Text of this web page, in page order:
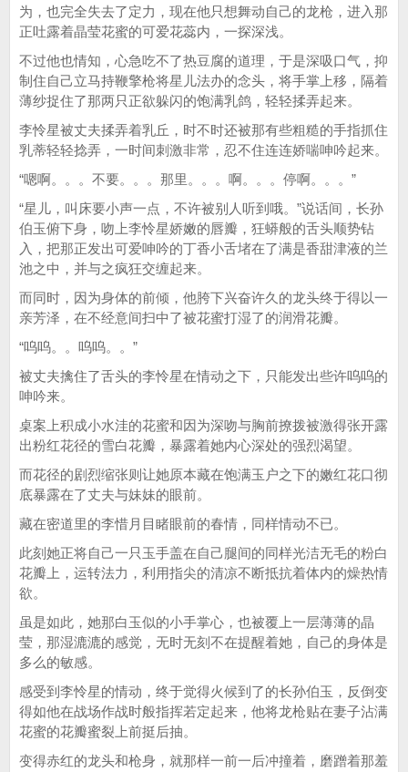
为，也完全失去了定力，现在他只想舞动自己的龙枪，进入那
正吐露着晶莹花蜜的可爱花蕊内，一探深浅。
不过他也情知，心急吃不了热豆腐的道理，于是深吸口气，抑
制住自己立马持鞭擎枪将星儿法办的念头，将手掌上移，隔着
薄纱捉住了那两只正欲躲闪的饱满乳鸽，轻轻揉弄起来。
李怜星被丈夫揉弄着乳丘，时不时还被那有些粗糙的手指抓住
乳蒂轻轻捻弄，一时间刺激非常，忍不住连连娇喘呻吟起来。
“嗯啊。。。不要。。。那里。。。啊。。。停啊。。。”
“星儿，叫床要小声一点，不许被别人听到哦。”说话间，长孙
伯玉俯下身，吻上李怜星娇嫩的唇瓣，狂蟒般的舌头顺势钻
入，把那正发出可爱呻吟的丁香小舌堵在了满是香甜津液的兰
池之中，并与之疯狂交缠起来。
而同时，因为身体的前倾，他胯下兴奋许久的龙头终于得以一
亲芳泽，在不经意间扫中了被花蜜打湿了的润滑花瓣。
“呜呜。。呜呜。。”
被丈夫擒住了舌头的李怜星在情动之下，只能发出些许呜呜的
呻吟来。
桌案上积成小水洼的花蜜和因为深吻与胸前撩拨被激得张开露
出粉红花径的雪白花瓣，暴露着她内心深处的强烈渴望。
而花径的剧烈缩张则让她原本藏在饱满玉户之下的嫩红花口彻
底暴露在了丈夫与妹妹的眼前。
藏在密道里的李惜月目睹眼前的春情，同样情动不已。
此刻她正将自己一只玉手盖在自己腿间的同样光洁无毛的粉白
花瓣上，运转法力，利用指尖的清凉不断抵抗着体内的燥热情
欲。
虽是如此，她那白玉似的小手掌心，也被覆上一层薄薄的晶
莹，那湿漉漉的感觉，无时无刻不在提醒着她，自己的身体是
多么的敏感。
感受到李怜星的情动，终于觉得火候到了的长孙伯玉，反倒变
得如他在战场作战时般指挥若定起来，他将龙枪贴在妻子沾满
花蜜的花瓣蜜裂上前挺后抽。
变得赤红的龙头和枪身，就那样一前一后冲撞着，磨蹭着那羞